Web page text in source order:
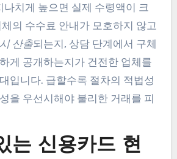
나치게 높으면 실제 수령액이 크
의 수수료 안내가 모호하지 않고
산출되는지, 상담 단계에서 구체
게 공개하는지가 건전한 업체를
입니다. 급할수록 절차의 적법성
을 우선시해야 불리한 거래를 피
는 신용카드 현